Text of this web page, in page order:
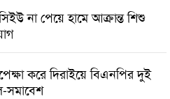
না পেয়ে হামে আক্রান্ত শিশু
করে দিরাইয়ে বিএনপির দুই
সমাবেশ